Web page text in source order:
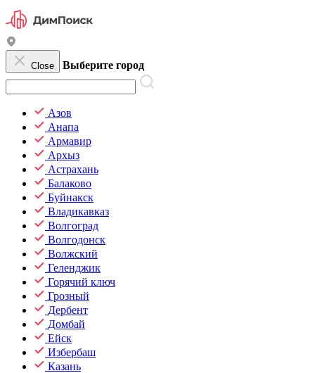
Close Выберите город
Азов
Анапа
Армавир
Архыз
Астрахань
Балаково
Буйнакск
Владикавказ
Волгоград
Волгодонск
Волжский
Геленджик
Горячий ключ
Грозный
Дербент
Домбай
Ейск
Избербаш
Казань